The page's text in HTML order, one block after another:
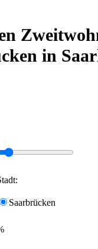
in
Saarbrücken